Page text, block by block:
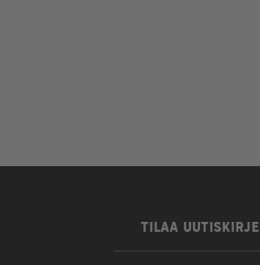
TILAA UUTISKIRJE